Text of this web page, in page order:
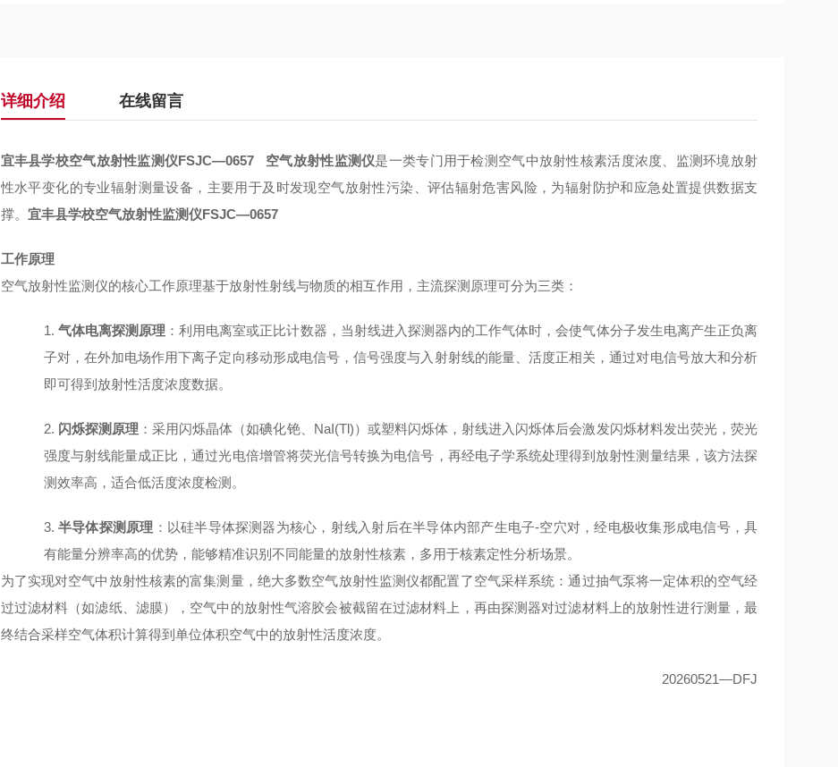
详细介绍 在线留言
宜丰县学校空气放射性监测仪FSJC—0657 空气放射性监测仪是一类专门用于检测空气中放射性核素活度浓度、监测环境放射
性水平变化的专业辐射测量设备，主要用于及时发现空气放射性污染、评估辐射危害风险，为辐射防护和应急处置提供数据支
撑。 宜丰县学校空气放射性监测仪FSJC—0657
工作原理
空气放射性监测仪的核心工作原理基于放射性射线与物质的相互作用，主流探测原理可分为三类：
1. 气体电离探测原理 ：利用电离室或正比计数器，当射线进入探测器内的工作气体时，会使气体分子发生电离产生正负离
子对，在外加电场作用下离子定向移动形成电信号，信号强度与入射射线的能量、活度正相关，通过对电信号放大和分析
即可得到放射性活度浓度数据。
2. 闪烁探测原理 ：采用闪烁晶体（如碘化铯、 NaI(Tl)）或塑料闪烁体，射线进入闪烁体后会激发闪烁材料发出荧光，荧光
强度与射线能量成正比，通过光电倍增管将荧光信号转换为电信号，再经电子学系统处理得到放射性测量结果，该方法探
测效率高，适合低活度浓度检测。
3. 半导体探测原理 ：以硅半导体探测器为核心，射线入射后在半导体内部产生电子-空穴对，经电极收集形成电信号，具
有能量分辨率高的优势，能够精准识别不同能量的放射性核素，多用于核素定性分析场景。
为了实现对空气中放射性核素的富集测量，绝大多数空气放射性监测仪都配置了空气采样系统：通过抽气泵将一定体积的空气经
过过滤材料（如滤纸、滤膜），空气中的放射性气溶胶会被截留在过滤材料上，再由探测器对过滤材料上的放射性进行测量，最
终结合采样空气体积计算得到单位体积空气中的放射性活度浓度。
20260521—DFJ